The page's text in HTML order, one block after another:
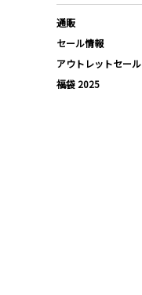
通販
セール情報
アウトレットセール
福袋 2025